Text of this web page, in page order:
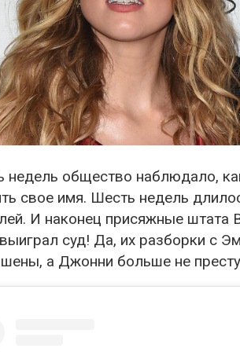
недель общество наблюдало,
свое имя. Шесть недель
И наконец присяжные
суд! Да, их разборки с
а Джонни больше не